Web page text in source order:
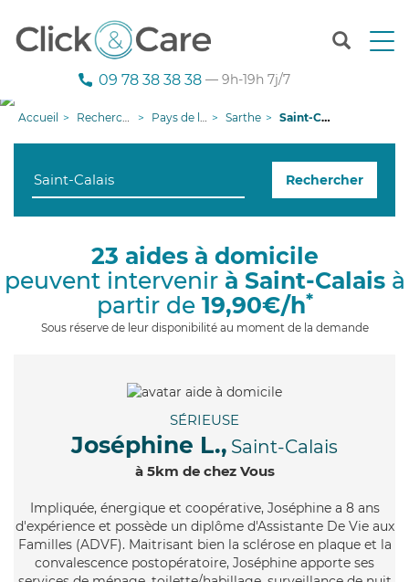
T
n
g
i
09 78 38 38 38 — 9h-19h 7j/7
Accueil Recherche aide à domicile Pays de la Loire Sarthe Saint-Calais
Rechercher
23 aides à domicile
peuvent intervenir à Saint-Calaisà
partir de 19,90€/h*
Sous réserve de leur disponibilité au moment de la demande
SÉRIEUSE
Joséphine L., Saint-Calais
à 5km de chez Vous
Impliquée, énergique et coopérative, Joséphine a 8 ans
d'expérience et possède un diplôme d'Assistante De Vie aux
Familles (ADVF). Maitrisant bien la sclérose en plaque et la
convalescence postopératoire, Joséphine apporte ses